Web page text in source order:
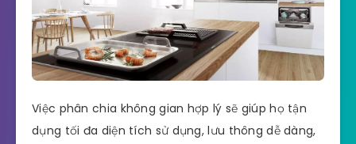
Việc phân chia không gian hợp lý sẽ giúp họ tận
dụng tối đa diện tích sử dụng, lưu thông dễ dàng,